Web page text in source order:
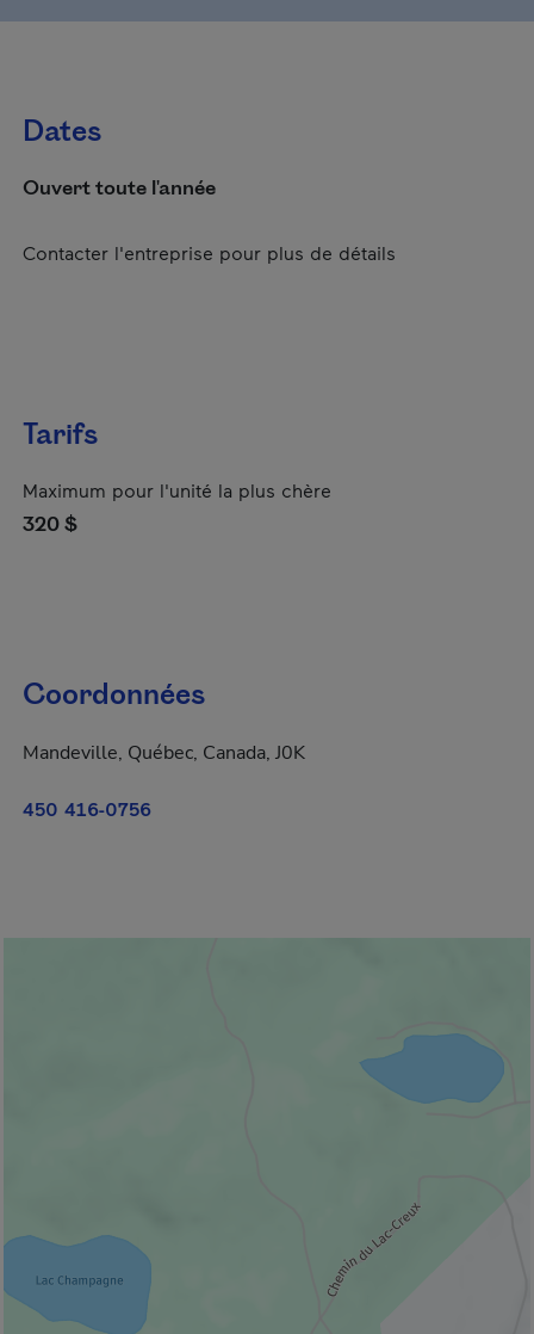
Dates
Ouvert toute l'année
Contacter l'entreprise pour plus de détails
Tarifs
Maximum pour l'unité la plus chère
320 $
Coordonnées
Mandeville, Québec, Canada, J0K
450 416-0756